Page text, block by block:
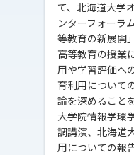
て、北海道大学
ンターフォーラ
等教育の新展開
高等教育の授業
用や学習評価へ
育利用について
論を深めること
大学院情報学環
調講演、北海道
用についての報